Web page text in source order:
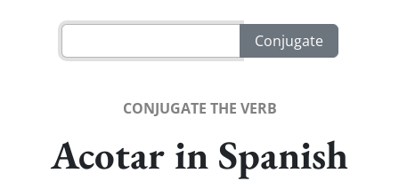
CONJUGATE THE VERB
Acotar in Spanish